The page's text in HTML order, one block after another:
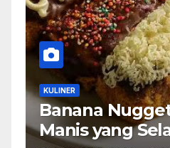
KULINER
Banana
Manis yang